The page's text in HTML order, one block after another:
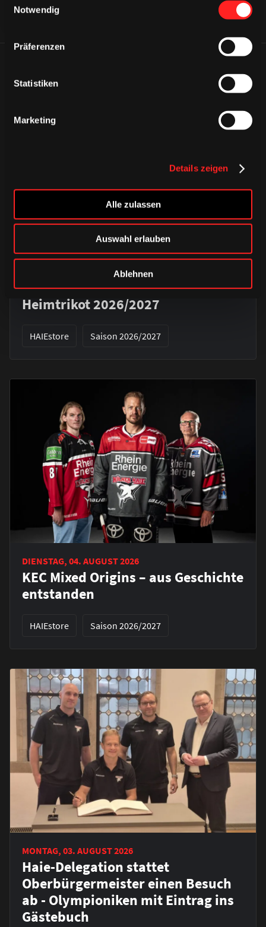
Notwendig
Präferenzen
Statistiken
Marketing
Details zeigen
Alle zulassen
Auswahl erlauben
Ablehnen
DIENSTAG, 04. AUGUST 2026
Erinnerungen vereint – unser
Heimtrikot 2026/2027
HAIEstore Saison 2026/2027
DIENSTAG, 04. AUGUST 2026
KEC Mixed Origins – aus Geschichte
entstanden
HAIEstore Saison 2026/2027
MONTAG, 03. AUGUST 2026
Haie-Delegation stattet
Oberbürgermeister einen Besuch
ab - Olympioniken mit Eintrag ins
Gästebuch